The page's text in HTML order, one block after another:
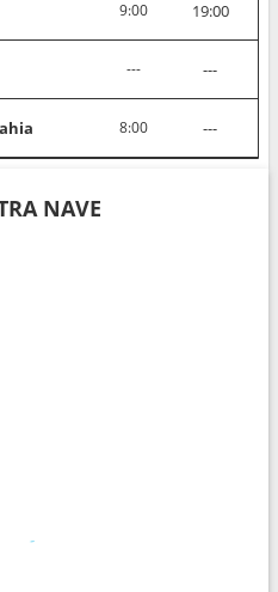
9:00 19:00
--- ---
8:00 ---
NAVE